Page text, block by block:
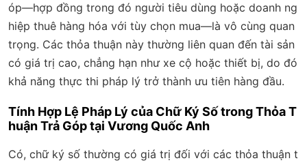
óp—hợp đồng trong đó người tiêu dùng hoặc doanh ng
hiệp thuê hàng hóa với tùy chọn mua—là vô cùng quan
trọng. Các thỏa thuận này thường liên quan đến tài sản
có giá trị cao, chẳng hạn như xe cộ hoặc thiết bị, do đó
khả năng thực thi pháp lý trở thành ưu tiên hàng đầu.
Tính Hợp Lệ Pháp Lý của Chữ Ký Số trong Thỏa T
huận Trả Góp tại Vương Quốc Anh
Có, chữ ký số thường có giá trị đối với các thỏa thuận t